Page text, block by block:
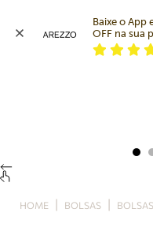
Bolsa
Baixe o App
OFF na sua
HOME BOLSAS